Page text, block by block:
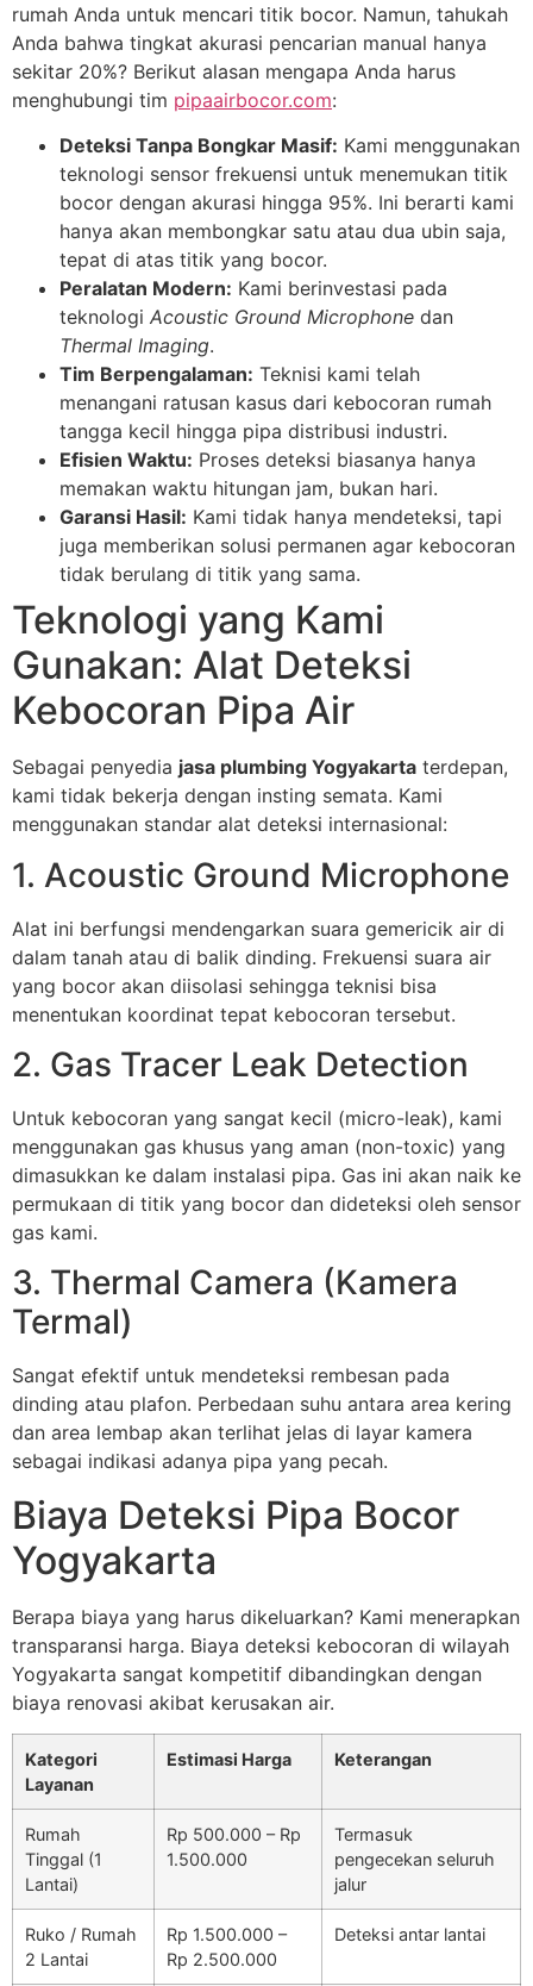
rumah Anda untuk mencari titik bocor. Namun, tahukah
Anda bahwa tingkat akurasi pencarian manual hanya
sekitar 20%? Berikut alasan mengapa Anda harus
menghubungi tim pipaairbocor.com:
Deteksi Tanpa Bongkar Masif: Kami menggunakan
teknologi sensor frekuensi untuk menemukan titik
bocor dengan akurasi hingga 95%. Ini berarti kami
hanya akan membongkar satu atau dua ubin saja,
tepat di atas titik yang bocor.
Peralatan Modern: Kami berinvestasi pada
teknologi Acoustic Ground Microphone dan
Thermal Imaging.
Tim Berpengalaman: Teknisi kami telah
menangani ratusan kasus dari kebocoran rumah
tangga kecil hingga pipa distribusi industri.
Efisien Waktu: Proses deteksi biasanya hanya
memakan waktu hitungan jam, bukan hari.
Garansi Hasil: Kami tidak hanya mendeteksi, tapi
juga memberikan solusi permanen agar kebocoran
tidak berulang di titik yang sama.
Teknologi yang Kami
Gunakan: Alat Deteksi
Kebocoran Pipa Air
Sebagai penyedia jasa plumbing Yogyakarta terdepan,
kami tidak bekerja dengan insting semata. Kami
menggunakan standar alat deteksi internasional:
1. Acoustic Ground Microphone
Alat ini berfungsi mendengarkan suara gemericik air di
dalam tanah atau di balik dinding. Frekuensi suara air
yang bocor akan diisolasi sehingga teknisi bisa
menentukan koordinat tepat kebocoran tersebut.
2. Gas Tracer Leak Detection
Untuk kebocoran yang sangat kecil (micro-leak), kami
menggunakan gas khusus yang aman (non-toxic) yang
dimasukkan ke dalam instalasi pipa. Gas ini akan naik ke
permukaan di titik yang bocor dan dideteksi oleh sensor
gas kami.
3. Thermal Camera (Kamera
Termal)
Sangat efektif untuk mendeteksi rembesan pada
dinding atau plafon. Perbedaan suhu antara area kering
dan area lembap akan terlihat jelas di layar kamera
sebagai indikasi adanya pipa yang pecah.
Biaya Deteksi Pipa Bocor
Yogyakarta
Berapa biaya yang harus dikeluarkan? Kami menerapkan
transparansi harga. Biaya deteksi kebocoran di wilayah
Yogyakarta sangat kompetitif dibandingkan dengan
biaya renovasi akibat kerusakan air.
Kategori
Layanan
Estimasi Harga Keterangan
Rumah
Tinggal (1
Lantai)
Rp 500.000 – Rp
1.500.000
Termasuk
pengecekan seluruh
jalur
Ruko / Rumah
2 Lantai
Rp 1.500.000 –
Rp 2.500.000
Deteksi antar lantai